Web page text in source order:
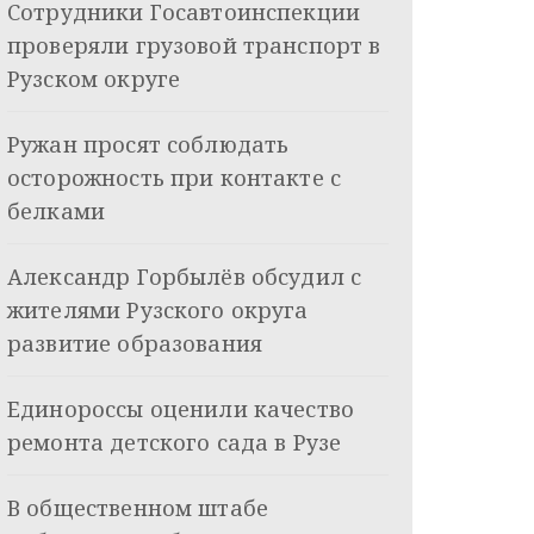
Сотрудники Госавтоинспекции
проверяли грузовой транспорт в
Рузском округе
Ружан просят соблюдать
осторожность при контакте с
белками
Александр Горбылёв обсудил с
жителями Рузского округа
развитие образования
Единороссы оценили качество
ремонта детского сада в Рузе
В общественном штабе